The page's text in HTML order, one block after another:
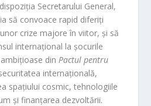
Secretarului General,
să convoace rapid diferiți
crize majore în viitor, și să
internațional la șocurile
ambițioase dinPactul pentru
internațională,
spațiului cosmic, tehnologiile
și finanțarea dezvoltării.